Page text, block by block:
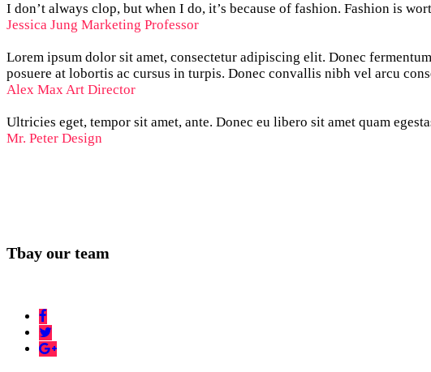
I don’t always clop, but when I do, it’s because of fashion. Fashion is
Jessica Jung Marketing Professor
Lorem ipsum dolor sit amet, consectetur adipiscing elit. Donec
posuere at lobortis ac cursus in turpis. Donec convallis nibh vel arcu
Alex MaxArt Director
Ultricies eget, tempor sit amet, ante. Donec eu libero sit amet quam
Mr. Peter Design
Tbay our team